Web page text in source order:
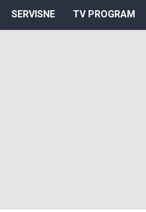
SERVISNE TV PROGRAM